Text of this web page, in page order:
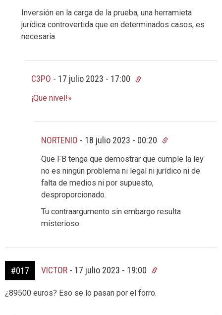
Inversión en la carga de la prueba, una herramieta
jurídica controvertida que en determinados casos, es
necesaria
C3PO - 17 julio 2023 - 17:00
¡Que nivel!»
NORTENIO - 18 julio 2023 - 00:20
Que FB tenga que demostrar que cumple la ley
no es ningún problema ni legal ni jurídico ni de
falta de medios ni por supuesto,
desproporcionado.
Tu contraargumento sin embargo resulta
misterioso.
#017 VICTOR - 17 julio 2023 - 19:00
¿89500 euros? Eso se lo pasan por el forro.